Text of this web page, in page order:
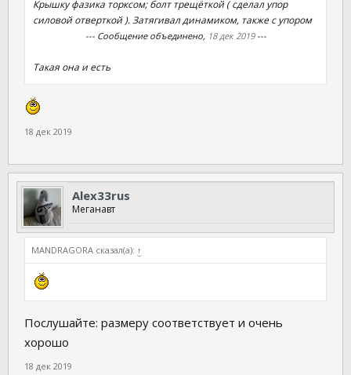
Крышку фазика торксом; болт трещёткой ( сделал упор
силовой отверткой ). Затягивал динамиком, также с упором
--- Сообщение объединено, 18 дек 2019---
Такая она и есть
18 дек 2019
Аlex33rus
Меганавт
MANDRAGORA сказал(а): ↑
Послушайте: размеру соответствует и очень
хорошо
18 дек 2019